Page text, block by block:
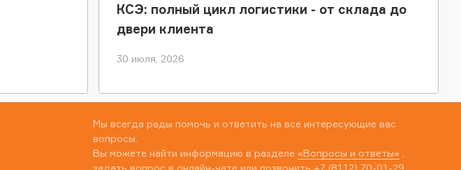
КСЭ: полный цикл логистики - от склада до
двери клиента
30 июля, 2026
Мы всегда рады помочь и ответить на все интересующие вас
вопросы.
Вы можете найти информацию в разделе «Вопросы и ответы»
задать вопрос в онлайн-чате или позвонить +7 (8112) 70-01-29